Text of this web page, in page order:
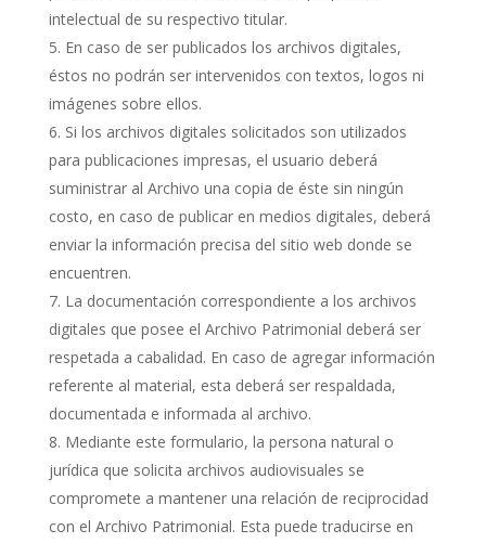
intelectual de su respectivo titular.
En caso de ser publicados los archivos digitales,
éstos no podrán ser intervenidos con textos, logos ni
imágenes sobre ellos.
Si los archivos digitales solicitados son utilizados
para publicaciones impresas, el usuario deberá
suministrar al Archivo una copia de éste sin ningún
costo, en caso de publicar en medios digitales, deberá
enviar la información precisa del sitio web donde se
encuentren.
La documentación correspondiente a los archivos
digitales que posee el Archivo Patrimonial deberá ser
respetada a cabalidad. En caso de agregar información
referente al material, esta deberá ser respaldada,
documentada e informada al archivo.
Mediante este formulario, la persona natural o
jurídica que solicita archivos audiovisuales se
compromete a mantener una relación de reciprocidad
con el Archivo Patrimonial. Esta puede traducirse en